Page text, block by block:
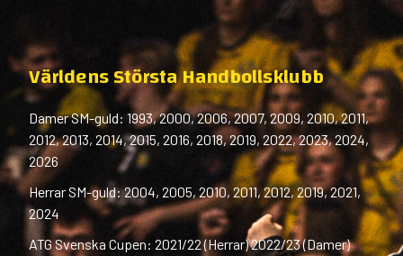
Världens Största Handbollsklubb
Damer SM-guld: 1993, 2000, 2006, 2007, 2009, 2010, 2011,
2012, 2013, 2014, 2015, 2016, 2018, 2019, 2022, 2023, 2024,
2026
Herrar SM-guld: 2004, 2005, 2010, 2011, 2012, 2019, 2021,
2024
ATG Svenska Cupen: 2021/22 (Herrar) 2022/23 (Damer)